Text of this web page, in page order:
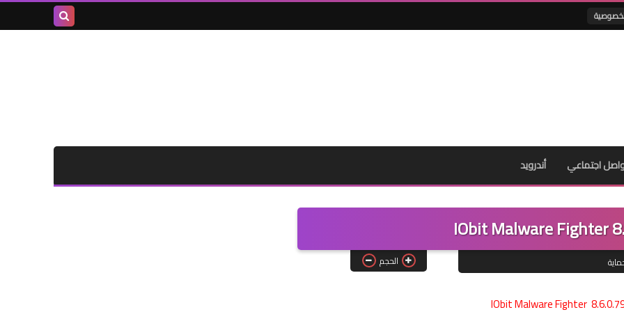
اجتماعي أندرويد
الحجم
IObit Malware Fighter